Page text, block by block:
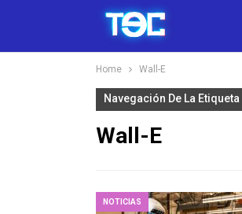
Home Wall-E
Navegación De La Etiqueta
Wall-E
NOTICIAS